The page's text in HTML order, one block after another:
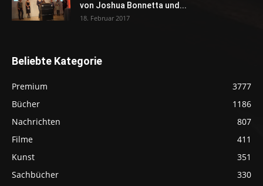
von Joshua Bonnetta und...
18. Februar 2017
Beliebte Kategorie
Premium
3777
Bücher
1186
Nachrichten
807
Filme
411
Kunst
351
Sachbücher
330